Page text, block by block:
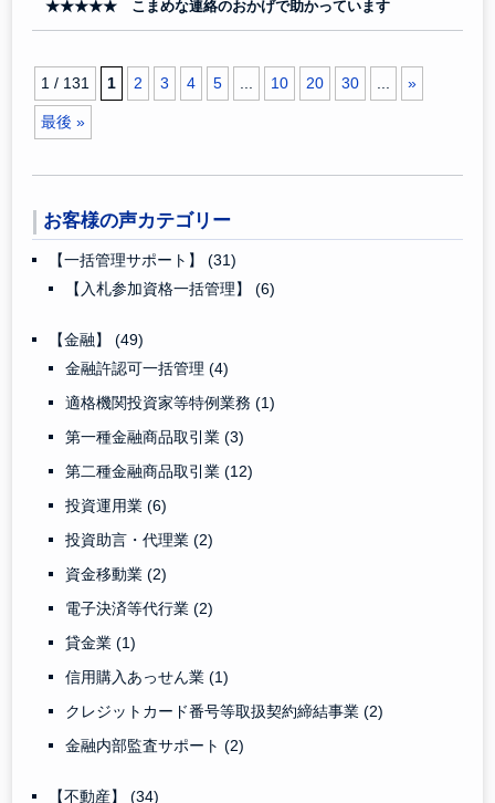
★★★★★ こまめな連絡のおかげで助かっています
1 / 131 1 2 3 4 5 ... 10 20 30 ... »
最後 »
お客様の声カテゴリー
【一括管理サポート】(31)
【入札参加資格一括管理】(6)
【金融】(49)
金融許認可一括管理(4)
適格機関投資家等特例業務(1)
第一種金融商品取引業(3)
第二種金融商品取引業(12)
投資運用業(6)
投資助言・代理業(2)
資金移動業(2)
電子決済等代行業(2)
貸金業(1)
信用購入あっせん業(1)
クレジットカード番号等取扱契約締結事業(2)
金融内部監査サポート(2)
【不動産】(34)